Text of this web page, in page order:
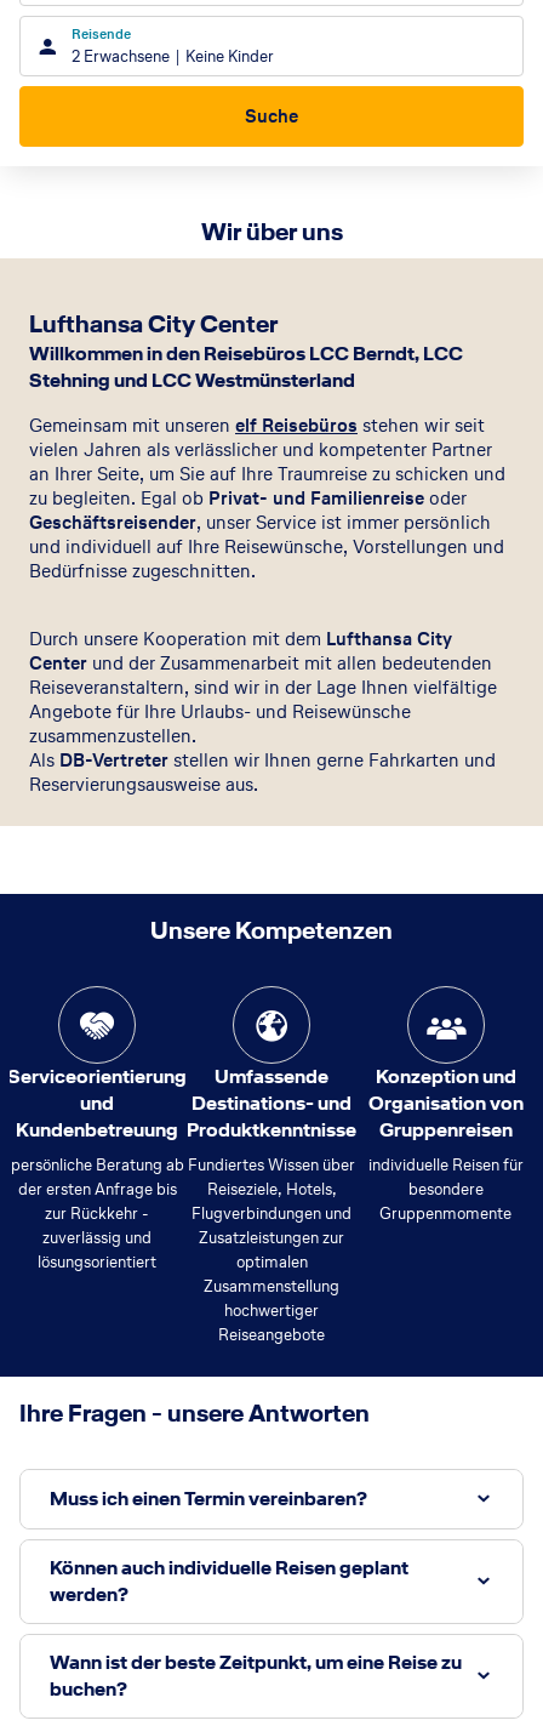
Reisende
2 Erwachsene Keine Kinder
Suche
Wir über uns
Lufthansa City Center
Willkommen in den Reisebüros LCC Berndt, LCC
Stehning und LCC Westmünsterland
Gemeinsam mit unseren elf Reisebüros stehen wir seit
vielen Jahren als verlässlicher und kompetenter Partner
an Ihrer Seite, um Sie auf Ihre Traumreise zu schicken und
zu begleiten. Egal ob Privat- und Familienreiseoder
Geschäftsreisender, unser Service ist immer persönlich
und individuell auf Ihre Reisewünsche, Vorstellungen und
Bedürfnisse zugeschnitten.
Durch unsere Kooperation mit dem Lufthansa City
Center und der Zusammenarbeit mit allen bedeutenden
Reiseveranstaltern, sind wir in der Lage Ihnen vielfältige
Angebote für Ihre Urlaubs- und Reisewünsche
zusammenzustellen.
Als DB-Vertreterstellen wir Ihnen gerne Fahrkarten und
Reservierungsausweise aus.
Unsere Kompetenzen
Serviceorientierung
und
Kundenbetreuung
persönliche Beratung ab
der ersten Anfrage bis
zur Rückkehr -
zuverlässig und
lösungsorientiert
Umfassende
Destinations- und
Produktkenntnisse
Fundiertes Wissen über
Reiseziele, Hotels,
Flugverbindungen und
Zusatzleistungen zur
optimalen
Zusammenstellung
hochwertiger
Reiseangebote
Konzeption und
Organisation von
Gruppenreisen
individuelle Reisen für
besondere
Gruppenmomente
Ihre Fragen - unsere Antworten
Muss ich einen Termin vereinbaren?
Können auch individuelle Reisen geplant
werden?
Wann ist der beste Zeitpunkt, um eine Reise zu
buchen?